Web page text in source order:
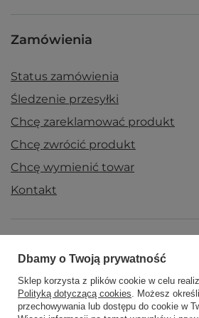
Zamówienia
Status zamówienia
Śledzenie przesyłki
Chcę zareklamować produkt
Chcę zwrócić produkt
Chcę wymienić towar
Kontakt
Regulaminy
Dbamy o Twoją prywatność
Sklep korzysta z plików cookie w celu
Polityką dotyczącą cookies. Możesz
przechowywania lub dostępu do cookie w